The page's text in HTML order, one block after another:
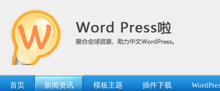
首页 新闻资讯 模板主题 插件下载